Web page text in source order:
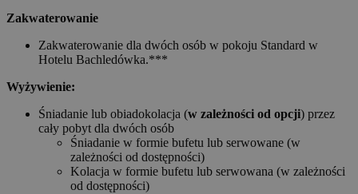
Zakwaterowanie
Zakwaterowanie dla dwóch osób w pokoju Standard w
Hotelu Bachledówka.***
Wyżywienie:
Śniadanie lub obiadokolacja (w zależności od opcji) przez
cały pobyt dla dwóch osób
Śniadanie w formie bufetu lub serwowane (w
zależności od dostępności)
Kolacja w formie bufetu lub serwowana (w zależności
od dostępności)